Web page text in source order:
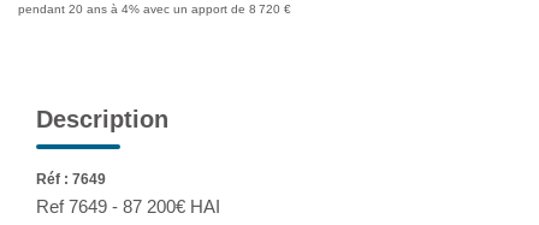
pendant 20 ans à 4% avec un apport de 8 720 €
Description
Réf : 7649
Ref 7649 - 87 200€ HAI